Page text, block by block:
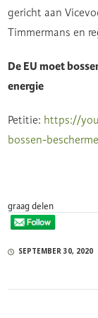
gericht aan
Timmermans en
De EU moet
energie
Petitie: https://
bossen-
graag delen
SEPTEMBER 30, 2020